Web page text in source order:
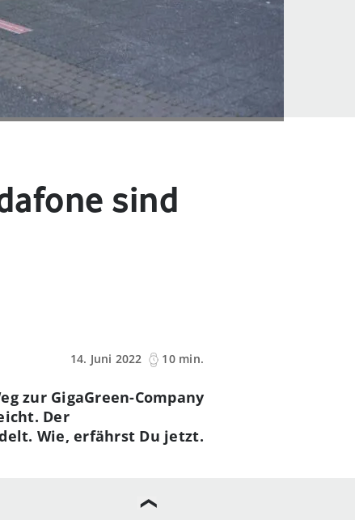
sind
14. Juni 2022
10 min.
zur GigaGreen-Company
Der
Wie, erfährst Du jetzt.